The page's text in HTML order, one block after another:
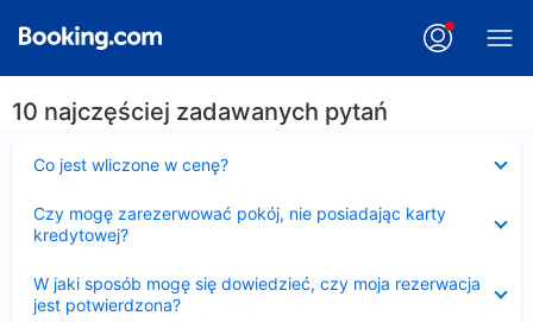
10 najczęściej zadawanych pytań
Co jest wliczone w cenę?
Czy mogę zarezerwować pokój, nie posiadając karty
kredytowej?
W jaki sposób mogę się dowiedzieć, czy moja rezerwacja
jest potwierdzona?